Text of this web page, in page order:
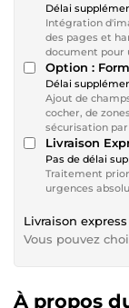
Délai
Intégration
des pages et
document pour
Option :
Délai
Ajout de
cocher, de
sécurisation
Livraison
Pas de délai
Traitement
urgences
Livraison
Vous pouvez
À propos